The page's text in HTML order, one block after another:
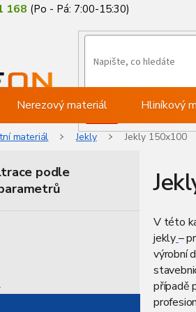
168
Nerezový materiál Hliníkový
materiál Jekly Jekly 150x100
podle
V této
jekly–
výrobní
případě